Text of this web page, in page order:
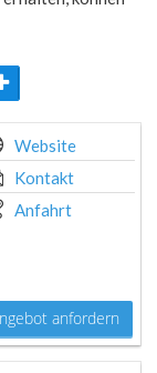
Website
Kontakt
Anfahrt
anfordern